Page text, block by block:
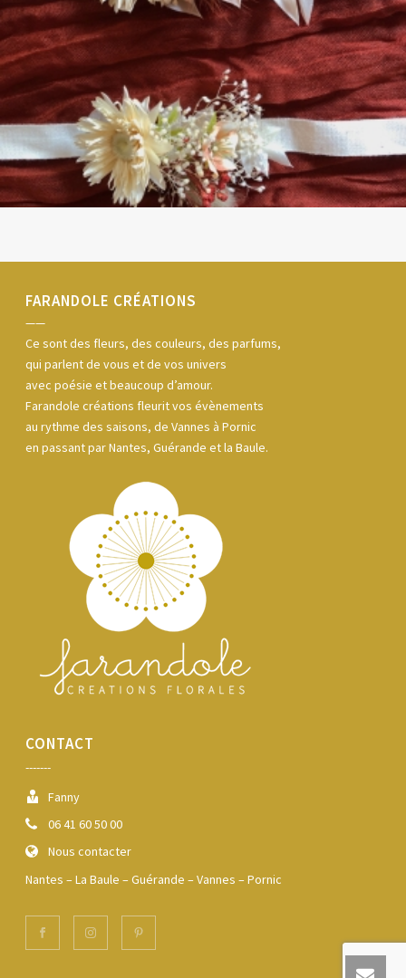
FARANDOLE CRÉATIONS
——
Ce sont des fleurs, des couleurs, des parfums,
qui parlent de vous et de vos univers
avec poésie et beaucoup d’amour.
Farandole créations fleurit vos évènements
au rythme des saisons, de Vannes à Pornic
en passant par Nantes, Guérande et la Baule.
CONTACT
-------
Fanny
06 41 60 50 00
Nous contacter
Nantes – La Baule – Guérande – Vannes – Pornic